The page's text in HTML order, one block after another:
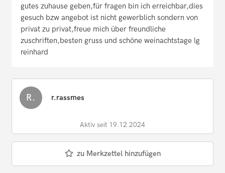
gutes zuhause geben,für fragen bin ich erreichbar,dies
gesuch bzw angebot ist nicht gewerblich sondern von
privat zu privat,freue mich über freundliche
zuschriften,besten gruss und schöne weinachtstage lg
reinhard
R. r.rassmes
Aktiv seit 19.12.2024
zu Merkzettel hinzufügen